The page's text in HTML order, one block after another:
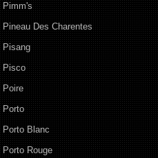
Pimm's
Pineau Des Charentes
Pisang
Pisco
Poire
Porto
Porto Blanc
Porto Rouge